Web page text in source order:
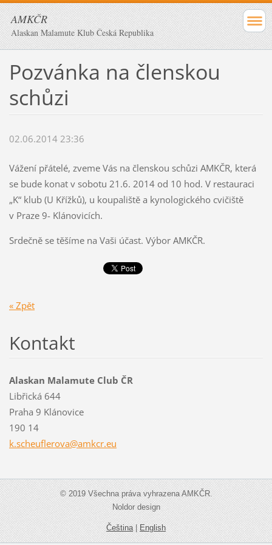
AMKČR
Alaskan Malamute Klub Česká Republika
Pozvánka na členskou
schůzi
02.06.2014 23:36
Vážení přátelé, zveme Vás na členskou schůzi AMKČR, která
se bude konat v sobotu 21.6. 2014 od 10 hod. V restauraci
„K“ klub (U Křížků), u koupaliště a kynologického cvičiště
v Praze 9- Klánovicích.
Srdečně se těšíme na Vaši účast. Výbor AMKČR.
« Zpět
Kontakt
Alaskan Malamute Club ČR
Libřická 644
Praha 9 Klánovice
190 14
k.scheuflerova@amkcr.eu
© 2019 Všechna práva vyhrazena AMKČR.
Noldor design
Čeština|English